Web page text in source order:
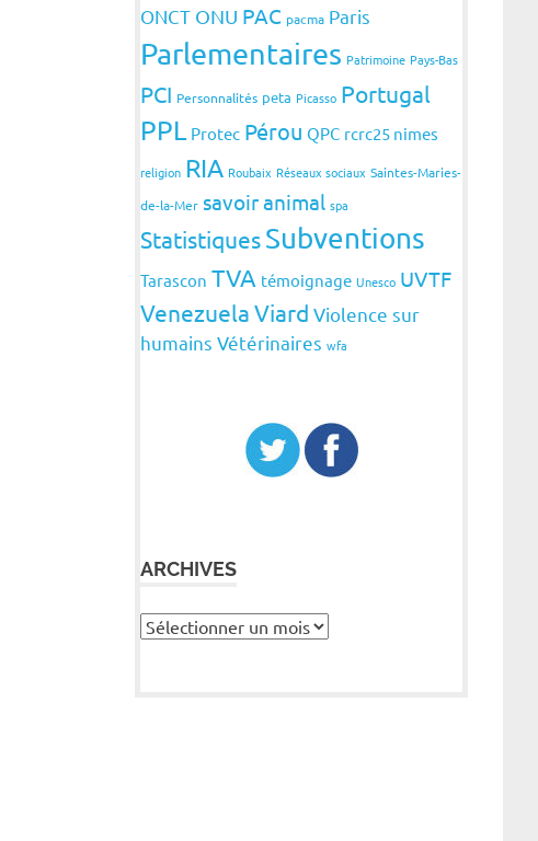
ONCT ONU PAC pacma Paris
Parlementaires Patrimoine Pays-Bas
PCI Personnalités peta Picasso Portugal
PPL Protec Pérou QPC rcrc25 nimes
religion RIA Roubaix Réseaux sociaux Saintes-Maries-
de-la-Mer savoir animal spa
StatistiquesSubventions
Tarascon TVA témoignage Unesco UVTF
VenezuelaViard Violence sur
humains Vétérinaires wfa
ARCHIVES
Archives